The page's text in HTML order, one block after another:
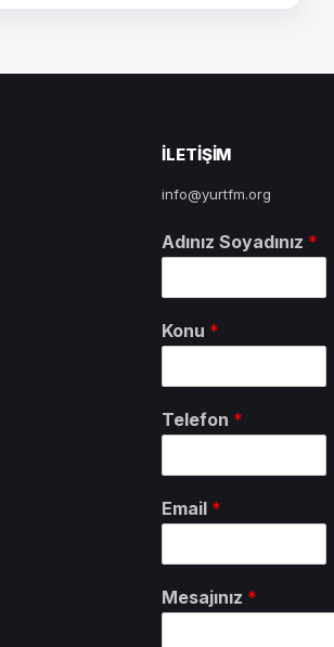
ILETIŞIM
info@yurtfm.org
Adınız Soyadınız *
Konu *
Telefon *
Email *
Mesajınız *